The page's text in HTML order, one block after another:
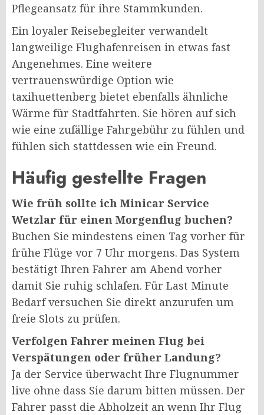
Pflegeansatz für ihre Stammkunden.
Ein loyaler Reisebegleiter verwandelt
langweilige Flughafenreisen in etwas fast
Angenehmes. Eine weitere
vertrauenswürdige Option wie
taxihuettenberg bietet ebenfalls ähnliche
Wärme für Stadtfahrten. Sie hören auf sich
wie eine zufällige Fahrgebühr zu fühlen und
fühlen sich stattdessen wie ein Freund.
Häufig gestellte Fragen
Wie früh sollte ich Minicar Service
Wetzlar für einen Morgenflug buchen?
Buchen Sie mindestens einen Tag vorher für
frühe Flüge vor 7 Uhr morgens. Das System
bestätigt Ihren Fahrer am Abend vorher
damit Sie ruhig schlafen. Für Last Minute
Bedarf versuchen Sie direkt anzurufen um
freie Slots zu prüfen.
Verfolgen Fahrer meinen Flug bei
Verspätungen oder früher Landung?
Ja der Service überwacht Ihre Flugnummer
live ohne dass Sie darum bitten müssen. Der
Fahrer passt die Abholzeit an wenn Ihr Flug